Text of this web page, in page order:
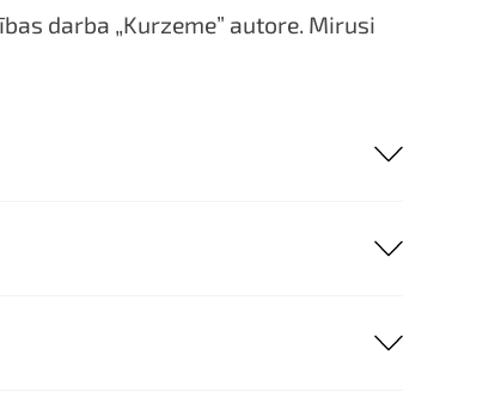
darba „Kurzeme” autore. Mirusi